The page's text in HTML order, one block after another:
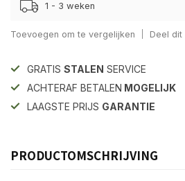
1 - 3 weken
Toevoegen om te vergelijken Deel
GRATIS STALEN SERVICE
ACHTERAF BETALEN MOGELIJK
LAAGSTE PRIJS GARANTIE
PRODUCTOMSCHRIJVING